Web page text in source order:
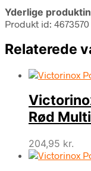
Yderlige
Produkt id: 4673570
Relaterede
Rød
204,95 kr.